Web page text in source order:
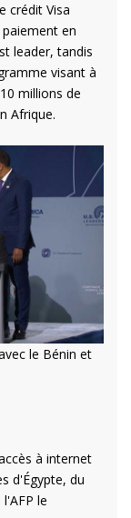
crédit Visa
en
leader, tandis
visant à
millions de
Afrique.
le Bénin et
à internet
d'Égypte, du
le